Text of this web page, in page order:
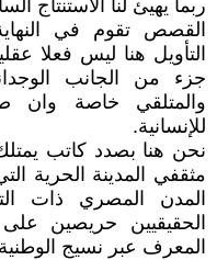
ربما يهيئ لنا الاستنتاج
القصص تقوم في
التأويل هنا ليس فعلا
جزء من الجانب
والمتلقي خاصة
للإنسانية.
نحن هنا بصدد كاتب
مثقفي المدينة الحرية
المدن المصري ذات
الحقيقيين حريصين على
المعرف عبر نسيج